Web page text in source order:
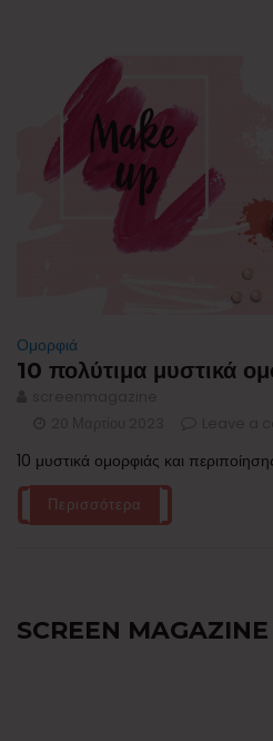
Ομορφιά
10 πολύτιμα μυστικά
10 μυστικά ομορφιάς και
Περισσότερα
SCREEN MAGAZINE